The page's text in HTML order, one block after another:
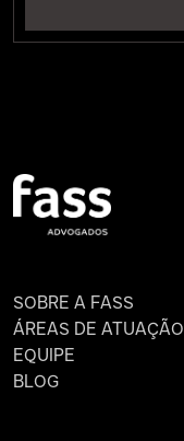
SOBRE A FASS
ÁREAS DE ATUAÇÃO
EQUIPE
BLOG